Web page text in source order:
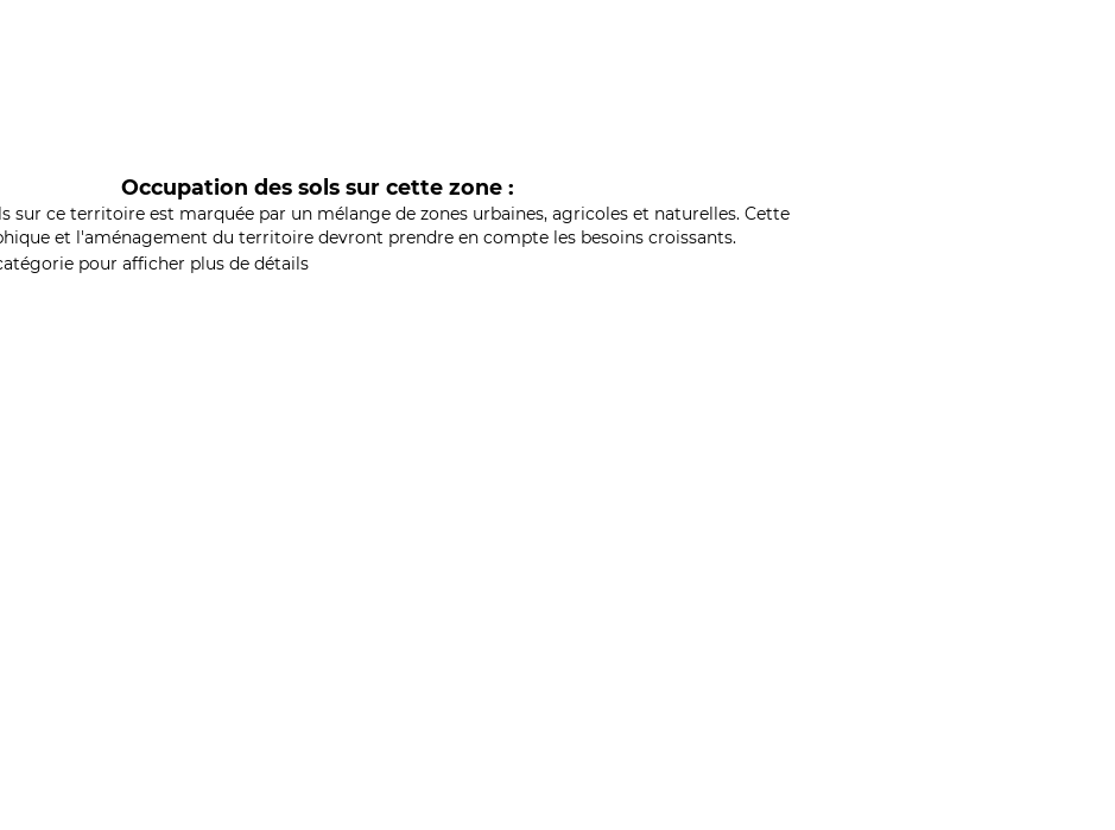
Occupation des sols sur cette zone :
sur ce territoire est marquée par un mélange de zones urbaines, agricoles et naturelles. Cette
et l'aménagement du territoire devront prendre en compte les besoins croissants.
pour afficher plus de détails